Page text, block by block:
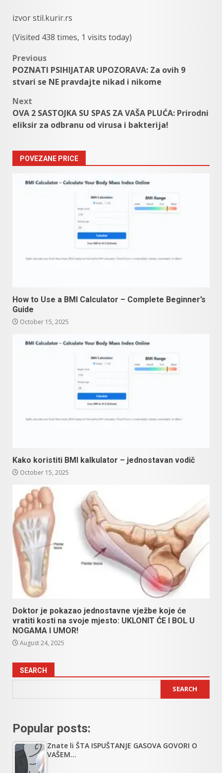
izvor stil.kurir.rs
(Visited 438 times, 1 visits today)
Post
navigation
Previous
POZNATI PSIHIJATAR UPOZORAVA: Za ovih 9
stvari se NE pravdajte nikad i nikome
Next
OVA 2 SASTOJKA SU SPAS ZA VAŠA PLUĆA: Prirodni
eliksir za odbranu od virusa i bakterija!
POVEZANE PRICE
How to Use a BMI Calculator – Complete Beginner’s
Guide
October 15, 2025
Kako koristiti BMI kalkulator – jednostavan vodič
October 15, 2025
Doktor je pokazao jednostavne vježbe koje će
vratiti kosti na svoje mjesto: UKLONIT ĆE I BOL U
NOGAMA I UMOR!
August 24, 2025
SEARCH
SEARCH
Popular posts:
Znate li ŠTA ISPUŠTANJE GASOVA GOVORI O
VAŠEM…